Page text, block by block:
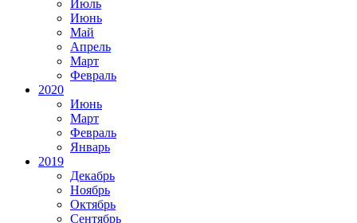
Июль
Июнь
Май
Апрель
Март
Февраль
2020
Июнь
Март
Февраль
Январь
2019
Декабрь
Ноябрь
Октябрь
Сентябрь